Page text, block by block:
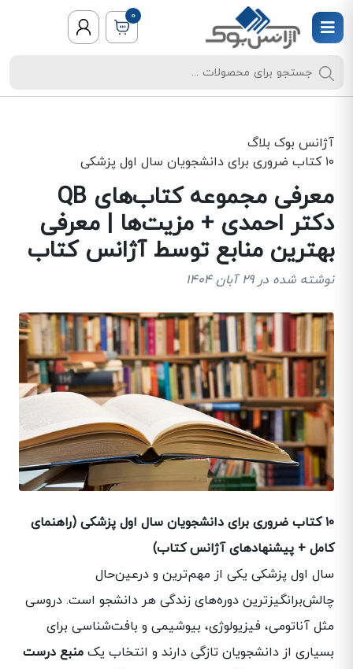
0
آژانس بوک بلاگ
۱۰ کتاب ضروری برای دانشجویان سال اول پزشکی
معرفی مجموعه کتاب‌های QB
دکتر احمدی + مزیت‌ها | معرفی
بهترین منابع توسط آژانس کتاب
نوشته شده در 29 آبان 1404
۱۰ کتاب ضروری برای دانشجویان سال اول پزشکی (راهنمای
کامل + پیشنهادهای آژانس کتاب)
سال اول پزشکی یکی از مهم‌ترین و درعین‌حال
چالش‌برانگیزترین دوره‌های زندگی هر دانشجو است. دروسی
مثل آناتومی، فیزیولوژی، بیوشیمی و بافت‌شناسی برای
بسیاری از دانشجویان تازگی دارند و انتخاب یک منبع درست